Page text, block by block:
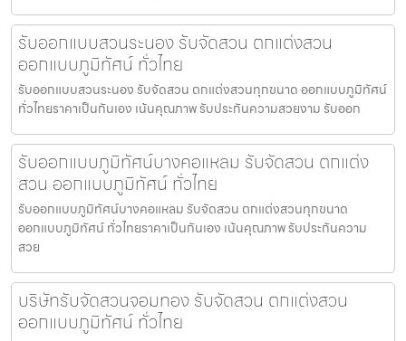
รับออกแบบสวนระนอง รับจัดสวน ตกแต่งสวน
ออกแบบภูมิทัศน์ ทั่วไทย
รับออกแบบสวนระนอง รับจัดสวน ตกแต่งสวนทุกขนาด ออกแบบภูมิทัศน์
ทั่วไทยราคาเป็นกันเอง เน้นคุณภาพ รับประกันความสวยงาม รับออก
รับออกแบบภูมิทัศน์บางคอแหลม รับจัดสวน ตกแต่ง
สวน ออกแบบภูมิทัศน์ ทั่วไทย
รับออกแบบภูมิทัศน์บางคอแหลม รับจัดสวน ตกแต่งสวนทุกขนาด
ออกแบบภูมิทัศน์ ทั่วไทยราคาเป็นกันเอง เน้นคุณภาพ รับประกันความ
สวย
บริษัทรับจัดสวนจอมทอง รับจัดสวน ตกแต่งสวน
ออกแบบภูมิทัศน์ ทั่วไทย